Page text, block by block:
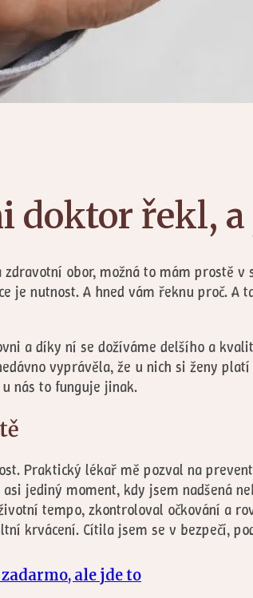
doktor řekl,
obor, možná to mám prostě
je nutnost. A hned vám řeknu proč.
a díky ní se dožíváme delšího a
vyprávěla, že u nich si ženy
nás to funguje jinak.
Praktický lékař mě pozval na
jediný moment, kdy jsem nadšená
tempo, zkontroloval očkování a
krvácení. Cítila jsem se v bezpečí,
ale jde to